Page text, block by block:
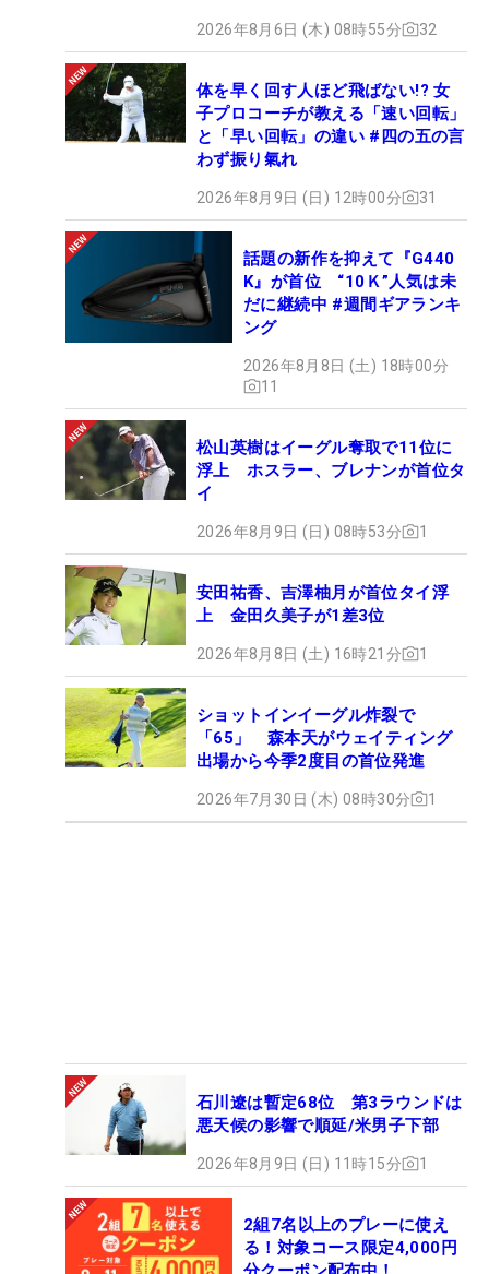
2026年8月6日 (木) 08時55分 32
体を早く回す人ほど飛ばない!? 女
子プロコーチが教える「速い回転」
と「早い回転」の違い #四の五の言
わず振り氣れ
2026年8月9日 (日) 12時00分 31
話題の新作を抑えて『G440
K』が首位 “10Ｋ”人気は未
だに継続中 #週間ギアランキ
ング
2026年8月8日 (土) 18時00分
11
松山英樹はイーグル奪取で11位に
浮上 ホスラー、ブレナンが首位タ
イ
2026年8月9日 (日) 08時53分 1
安田祐香、吉澤柚月が首位タイ浮
上 金田久美子が1差3位
2026年8月8日 (土) 16時21分 1
ショットインイーグル炸裂で
「65」 森本天がウェイティング
出場から今季2度目の首位発進
2026年7月30日 (木) 08時30分 1
石川遼は暫定68位 第3ラウンドは
悪天候の影響で順延/米男子下部
2026年8月9日 (日) 11時15分 1
2組7名以上のプレーに使え
る！対象コース限定4,000円